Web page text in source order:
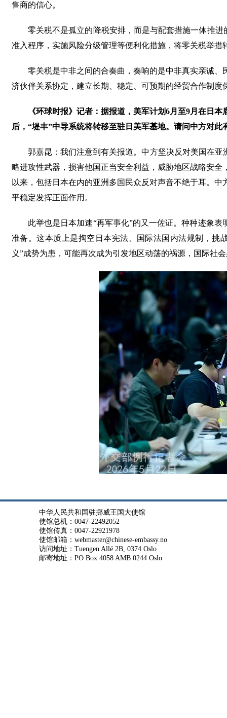
售商的信心。
零关税不是孤立的降税安排，而是与配套措施一体推
准入程序，实施风险分级管理等便利化措施，将零关税举措
零关税是中非之间的合奏曲，奏响的是中非真实亲诚
济伙伴关系协定，建立长期、稳定、可预期的经贸合作制
《环球时报》记者：据报道，美军计划6月至9月在日
后，“堤丰”中导系统将转移至驻日美军基地。请问中方对此
郭嘉昆：我们注意到有关报道。中方坚决反对美国在
略进攻性武器，损害他国正当安全利益，威胁地区战略安
以来，包括日本在内的亚洲多国民众反对声音不绝于耳。
平稳定发挥正面作用。
此举也是日本加速“再军事化”的又一佐证。种种迹象
准备。这本质上是掏空日本宪法、国际法国内法规制，挑
义”成势为患，可能再次成为引发地区动荡的祸源，国际社
中华人民共和国驻挪威王国大使馆
使馆总机：0047-22492052
使馆传真：0047-22921978
使馆邮箱：webmaster@chinese-embassy.no
访问地址：Tuengen Allé 2B, 0374 Oslo
邮寄地址：PO Box 4058 AMB 0244 Oslo